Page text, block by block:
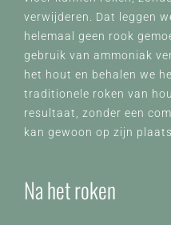
verwijderen. Dat leggen
helemaal geen rook
gebruik van ammoniak
het hout en behalen we
traditionele roken van
resultaat, zonder een
kan gewoon op zijn
Na het roken